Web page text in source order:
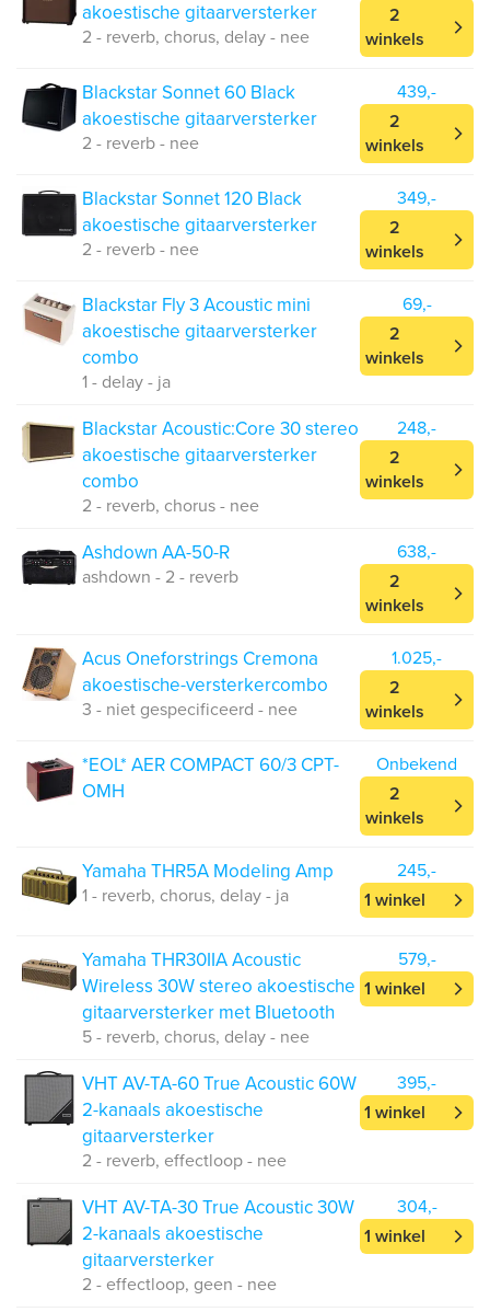
akoestische gitaarversterker
2 - reverb, chorus, delay - nee
2
winkels
Blackstar Sonnet 60 Black
akoestische gitaarversterker
2 - reverb - nee
439,-
2
winkels
Blackstar Sonnet 120 Black
akoestische gitaarversterker
2 - reverb - nee
349,-
2
winkels
Blackstar Fly 3 Acoustic mini
akoestische gitaarversterker
combo
1 - delay - ja
69,-
2
winkels
Blackstar Acoustic:Core 30 stereo
akoestische gitaarversterker
combo
2 - reverb, chorus - nee
248,-
2
winkels
Ashdown AA-50-R
ashdown - 2 - reverb
638,-
2
winkels
Acus Oneforstrings Cremona
akoestische-versterkercombo
3 - niet gespecificeerd - nee
1.025,-
2
winkels
*EOL* AER COMPACT 60/3 CPT-
OMH
Onbekend
2
winkels
Yamaha THR5A Modeling Amp
1 - reverb, chorus, delay - ja
245,-
1 winkel
Yamaha THR30IIA Acoustic
Wireless 30W stereo akoestische
gitaarversterker met Bluetooth
5 - reverb, chorus, delay - nee
579,-
1 winkel
VHT AV-TA-60 True Acoustic 60W
2-kanaals akoestische
gitaarversterker
2 - reverb, effectloop - nee
395,-
1 winkel
VHT AV-TA-30 True Acoustic 30W
2-kanaals akoestische
gitaarversterker
2 - effectloop, geen - nee
304,-
1 winkel